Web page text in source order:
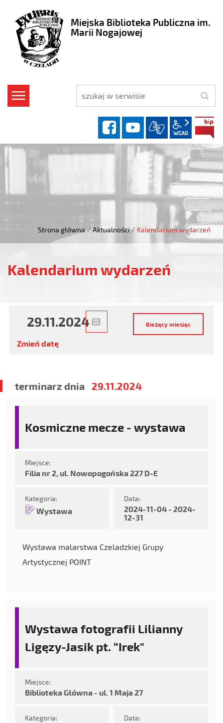
Miejska Biblioteka Publiczna im.
Marii Nogajowej
szukaj
facebookYouTube
wcag2.1
Strona główna / Aktualności / Kalendarium wydarzeń
Kalendarium wydarzeń
Zmień datę
terminarz dnia 29.11.2024
Kosmiczne mecze - wystawa
Miejsce:
Filia nr 2, ul. Nowopogońska 227 D-E
Kategoria:
Wystawa
Data:
2024-11-04 - 2024-
12-31
Wystawa malarstwa Czeladzkiej Grupy
Artystycznej POINT
Wystawa fotografii Lilianny
Ligęzy-Jasik pt. “Irek"
Miejsce:
Biblioteka Główna - ul. 1 Maja 27
Kategoria: Data: